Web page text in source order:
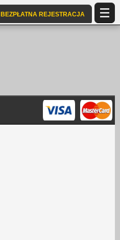
BEZPŁATNA REJESTRACJA